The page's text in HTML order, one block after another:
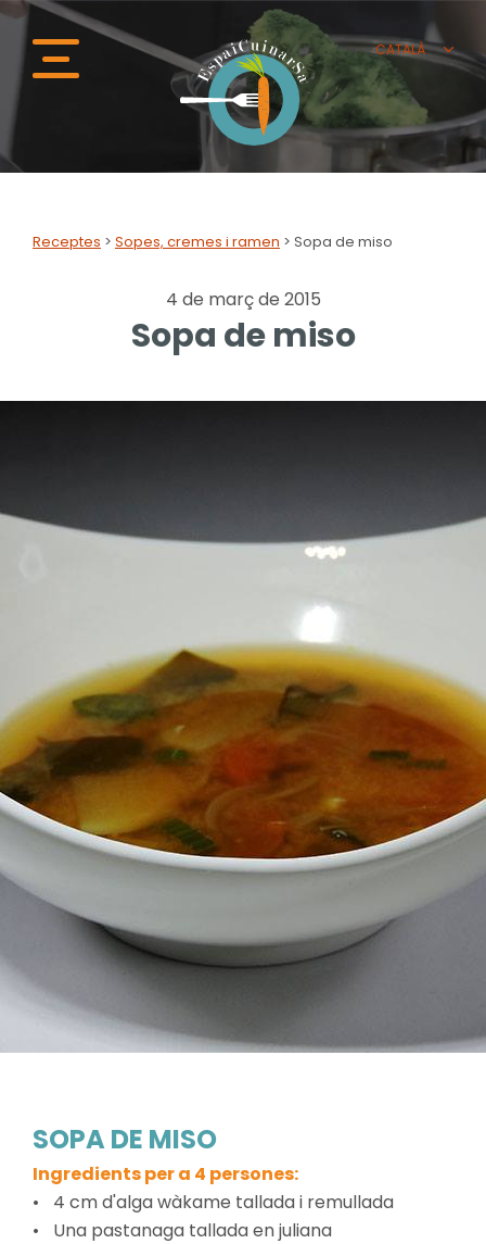
CATALÀ
CATALÀ
ESPAÑOL
Receptes > Sopes, cremes i ramen > Sopa de miso
4 de març de 2015
Sopa de miso
SOPA DE MISO
Ingredients per a 4 persones:
4 cm d'alga wàkame tallada i remullada
Una pastanaga tallada en juliana